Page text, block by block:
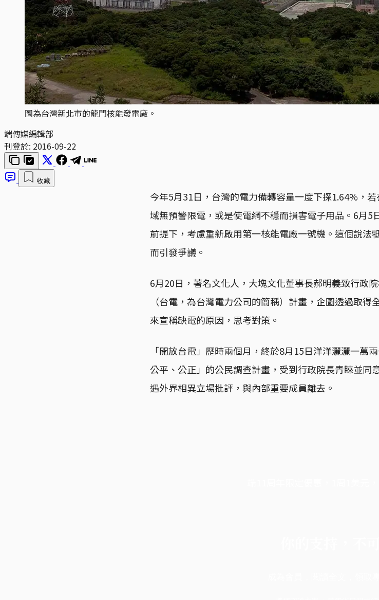
圖為台灣新北市的龍門核能發電廠。
端傳媒編輯部
刊登於: 2016-09-22
收藏
今年5月31日，台灣的電力備轉容量一度下探1.64%，
域無預警限電，或是使電網不穩而損害電子用品。6月
前提下，考慮重新啟用第一核能電廠一號機。這個說法
而引發爭議。
6月20日，著名文化人，大塊文化董事長郝明義致行政
（台電，為台灣電力公司的簡稱）計畫，企圖透過取
來宣稱缺電的原因，思考對策。
「開放台電」歷時兩個月，終於8月15日洋洋灑灑一萬
公平、公正」的公民調查計畫，受到行政院長青睞並同
遇外界相異立場批評，與內部重要成員離去。